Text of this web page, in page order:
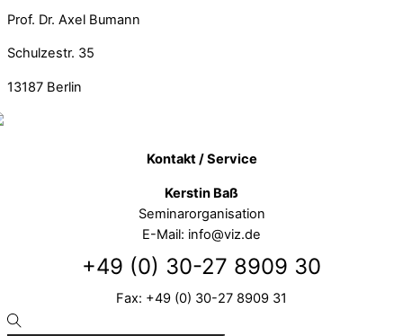
Prof. Dr. Axel Bumann
Schulzestr. 35
13187 Berlin
Kontakt / Service
Kerstin Baß
Seminarorganisation
E-Mail: info@viz.de
+49 (0) 30-27 8909 30
Fax: +49 (0) 30-27 8909 31